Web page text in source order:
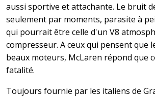
aussi sportive et attachante. Le bruit
seulement par moments, parasite à
qui pourrait être celle d'un V8
compresseur. A ceux qui pensent que
beaux moteurs, McLaren répond que
fatalité.
Toujours fournie par les italiens de